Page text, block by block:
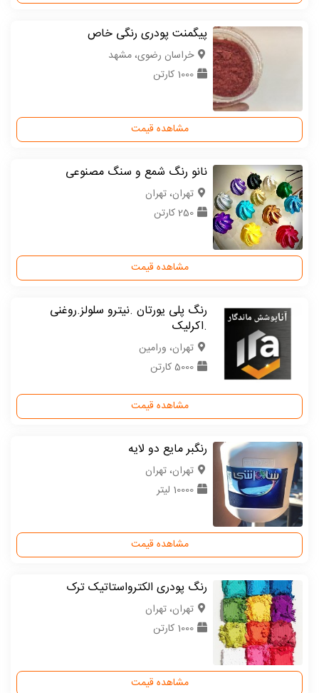
پیگمنت پودری رنگی خاص
خراسان رضوی، مشهد
1000 کارتن
مشاهده قیمت
نانو رنگ شمع و سنگ مصنوعی
تهران، تهران
250 کارتن
مشاهده قیمت
رنگ پلی یورتان .نیترو سلولز.روغنی
.اکرلیک
تهران، ورامین
5000 کارتن
مشاهده قیمت
رنگبر مایع دو لایه
تهران، تهران
10000 لیتر
مشاهده قیمت
رنگ پودری الکترواستاتیک ترک
تهران، تهران
1000 کارتن
مشاهده قیمت